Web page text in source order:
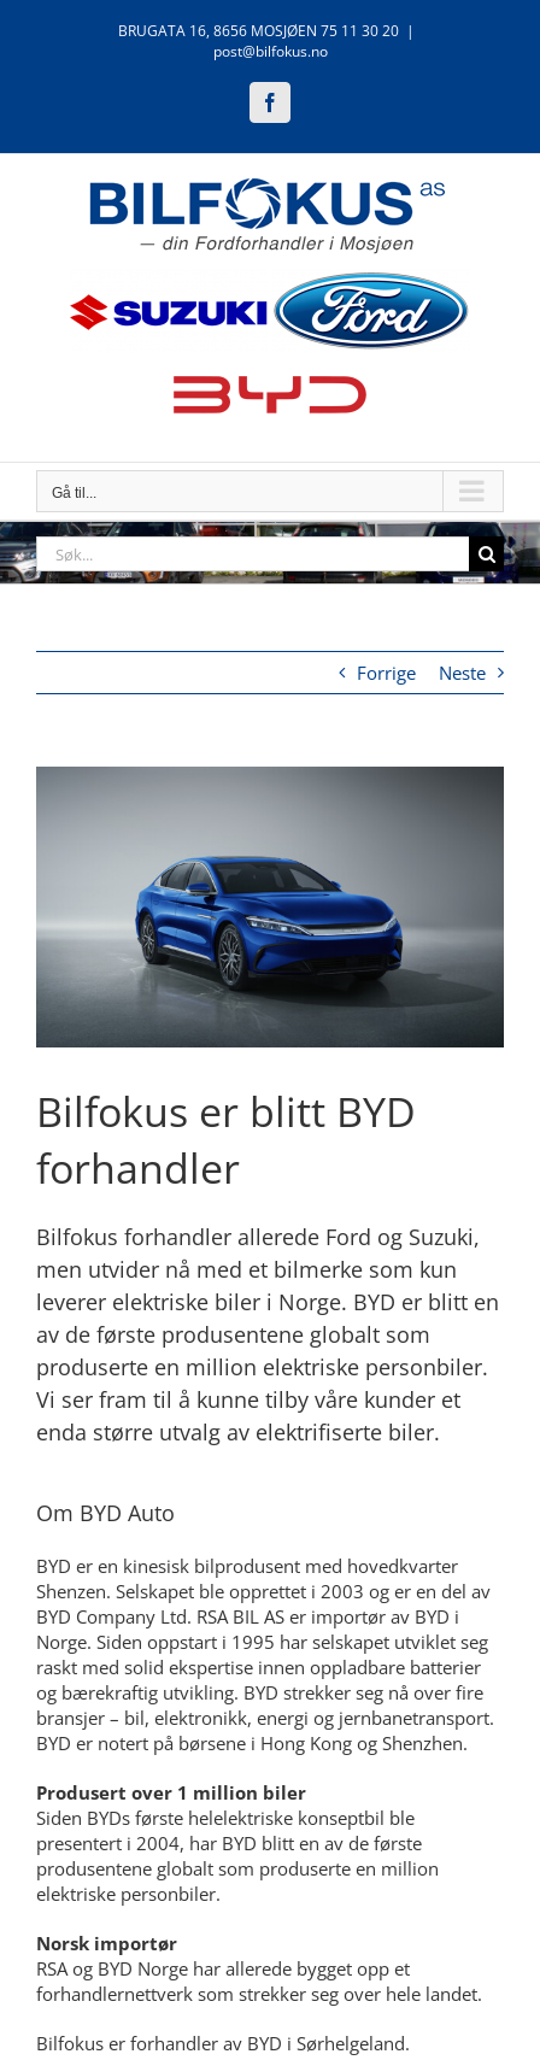
BRUGATA 16, 8656 MOSJØEN 75 11 30 20 |
post@bilfokus.no
Facebook
Gå til...
Søk
etter:
Forrige Neste
Bilfokus er blitt BYD
forhandler
Bilfokus forhandler allerede Ford og Suzuki,
men utvider nå med et bilmerke som kun
leverer elektriske biler i Norge. BYD er blitt en
av de første produsentene globalt som
produserte en million elektriske personbiler.
Vi ser fram til å kunne tilby våre kunder et
enda større utvalg av elektrifiserte biler.
Om BYD Auto
BYD er en kinesisk bilprodusent med hovedkvarter
Shenzen. Selskapet ble opprettet i 2003 og er en del av
BYD Company Ltd. RSA BIL AS er importør av BYD i
Norge. Siden oppstart i 1995 har selskapet utviklet seg
raskt med solid ekspertise innen oppladbare batterier
og bærekraftig utvikling. BYD strekker seg nå over fire
bransjer – bil, elektronikk, energi og jernbanetransport.
BYD er notert på børsene i Hong Kong og Shenzhen.
Produsert over 1 million biler
Siden BYDs første helelektriske konseptbil ble
presentert i 2004, har BYD blitt en av de første
produsentene globalt som produserte en million
elektriske personbiler.
Norsk importør
RSA og BYD Norge har allerede bygget opp et
forhandlernettverk som strekker seg over hele landet.
Bilfokus er forhandler av BYD i Sørhelgeland.